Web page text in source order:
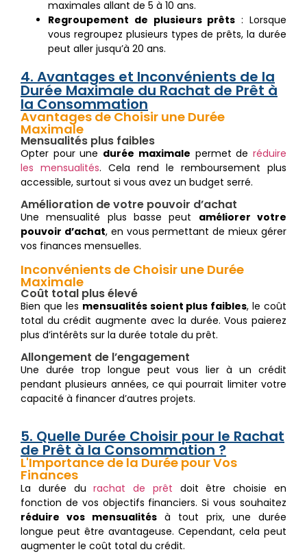
maximales allant de 5 à 10 ans.
Regroupement de plusieurs prêts : Lorsque
vous regroupez plusieurs types de prêts, la durée
peut aller jusqu’à 20 ans.
4. Avantages et Inconvénients de la
Durée Maximale du Rachat de Prêt à
la Consommation
Avantages de Choisir une Durée
Maximale
Mensualités plus faibles
Opter pour une durée maximale permet deréduire
les mensualités. Cela rend le remboursement plus
accessible, surtout si vous avez un budget serré.
Amélioration de votre pouvoir d’achat
Une mensualité plus basse peut améliorer votre
pouvoir d’achat, en vous permettant de mieux gérer
vos finances mensuelles.
Inconvénients de Choisir une Durée
Maximale
Coût total plus élevé
Bien que les mensualités soient plus faibles, le coût
total du crédit augmente avec la durée. Vous paierez
plus d’intérêts sur la durée totale du prêt.
Allongement de l’engagement
Une durée trop longue peut vous lier à un crédit
pendant plusieurs années, ce qui pourrait limiter votre
capacité à financer d’autres projets.
5. Quelle Durée Choisir pour le Rachat
de Prêt à la Consommation ?
L'Importance de la Durée pour Vos
Finances
La durée durachat de prêt doit être choisie en
fonction de vos objectifs financiers. Si vous souhaitez
réduire vos mensualités à tout prix, une durée
longue peut être avantageuse. Cependant, cela peut
augmenter le coût total du crédit.